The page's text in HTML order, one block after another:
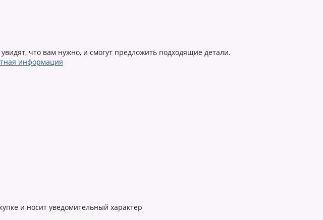
что вам нужно, и смогут предложить подходящие детали.
информация
и носит уведомительный характер